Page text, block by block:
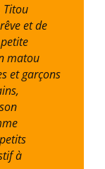
Titou
et de
matou
et garçons
à